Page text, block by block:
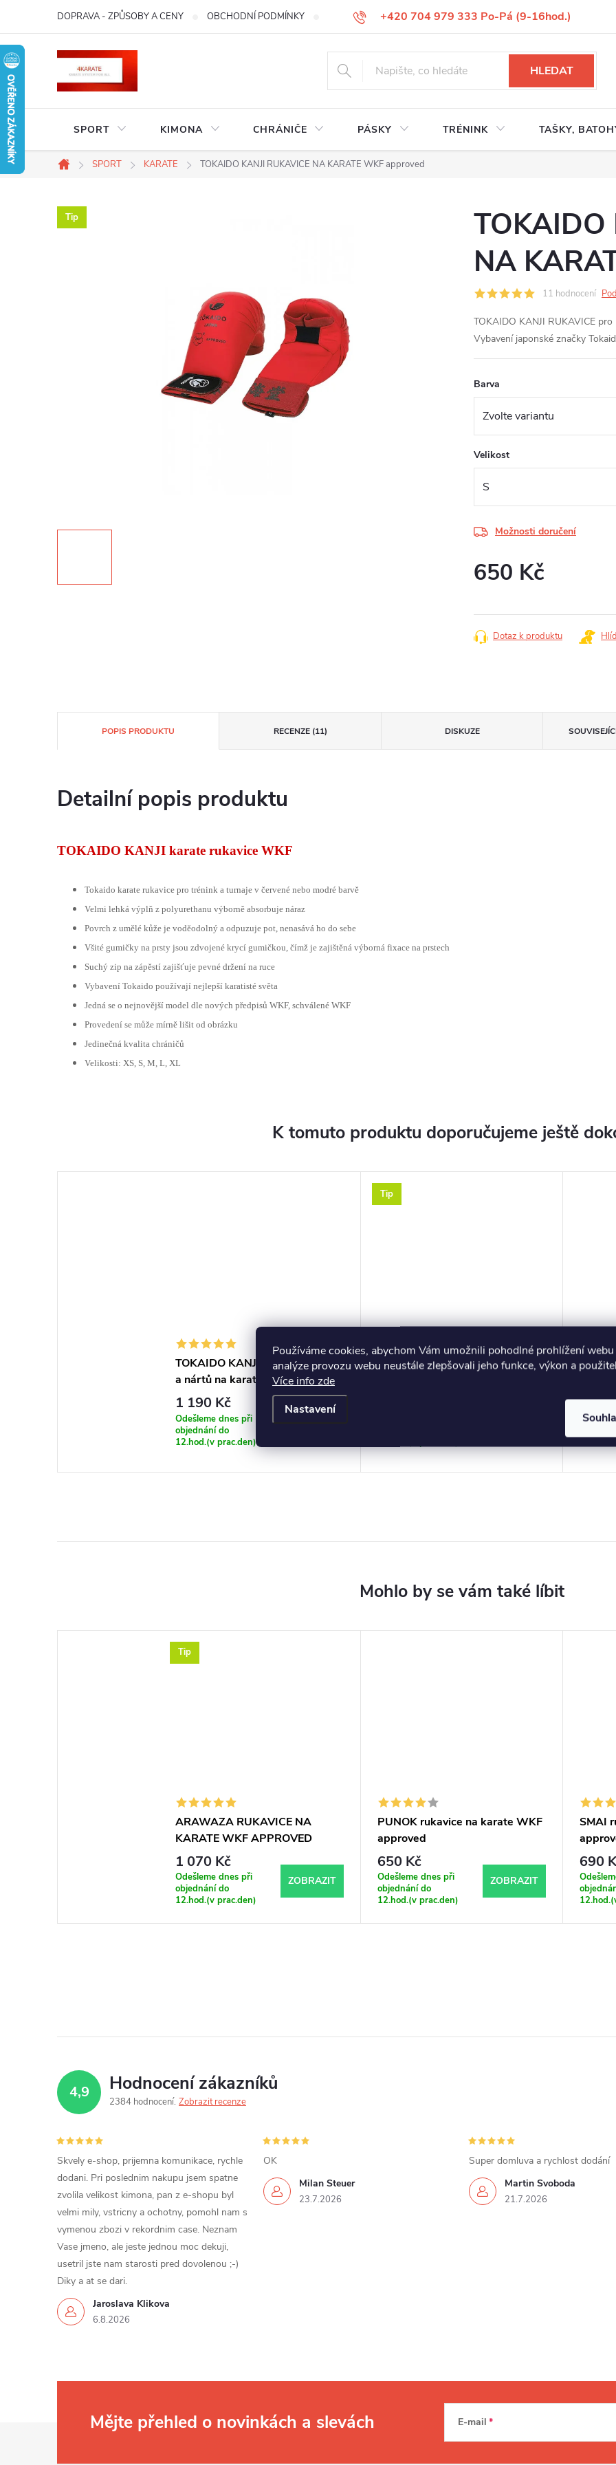
Používáme cookies, abychom Vám umožnili pohodlné prohlížení
analýze provozu webu neustále zlepšovali jeho funkce, výkon a
Více info zde
Nastavení
obsah
+420 704 979 333 Po-Pá (9-16hod.)
DOPRAVA - ZPŮSOBY A CENY OBCHODNÍ PODMÍNKY VÝMĚNA ZBOŽÍ REKLAMACE ZBOŽÍ ODSTOUPENÍ OD
HLEDAT
SPORT KIMONA CHRÁNIČE PÁSKY TRÉNINK TAŠKY,
Domů
SPORT KARATE TOKAIDO KANJI RUKAVICE NA KARATE WKF approved
Tip
TOKAIDO
NA
11 hodnocení
TOKAIDO KANJI RUKAVICE
Vybavení japonské značky
Barva
Velikost
Možnosti doručení
650 Kč
Dotaz k produktu
POPIS PRODUKTU RECENZE (11) DISKUZE
Detailní popis produktu
TOKAIDO KANJI karate rukavice WKF
Tokaido karate rukavice pro trénink a turnaje v červené nebo modré barvě
Velmi lehká výplň z polyurethanu výborně absorbuje náraz
Povrch z umělé kůže je voděodolný a odpuzuje pot, nenasává ho do sebe
Všité gumičky na prsty jsou zdvojené krycí gumičkou, čímž je zajištěná výborná fixace na prstech
Suchý zip na zápěstí zajišťuje pevné držení na ruce
Vybavení Tokaido používají nejlepší karatisté světa
Jedná se o nejnovější model dle nových předpisů WKF, schválené WKF
Provedení se může mírně lišit od obrázku
Jedinečná kvalita chráničů
Velikosti: XS, S, M, L, XL
K tomuto produktu doporučujeme ještě
TOKAIDO KANJI chrániče holení
a nártů na karate WKF approved
1 190 Kč
Odešleme dnes při
objednání do
12.hod.(v prac.den)
Tip
BODYPROTECTOR TOKAIDO
290
Tip
ARAWAZA RUKAVICE NA
KARATE WKF APPROVED
1 070 Kč
Odešleme dnes při
objednání do
12.hod.(v prac.den)
ZOBRAZIT
PUNOK rukavice na karate WKF
approved
650 Kč
Odešleme dnes při
objednání do
12.hod.(v prac.den)
ZOBRAZIT
SMAI
690
4,9 Hodnocení zákazníků
2384 hodnocení Zobrazit recenze
Jaroslava Klikova
6.8.2026
Skvely e-shop, prijemna komunikace, rychle
dodani. Pri poslednim nakupu jsem spatne
zvolila velikost kimona, pan z e-shopu byl
velmi mily, vstricny a ochotny, pomohl nam s
vymenou zbozi v rekordnim case. Neznam
Vase jmeno, ale jeste jednou moc dekuji,
usetril jste nam starosti pred dovolenou ;-)
Diky a at se dari.
Milan Steuer
23.7.2026
OK
Martin Svoboda
21.7.2026
Super domluva a rychlost dodání
Mějte přehled o novinkách a slevách E-mail